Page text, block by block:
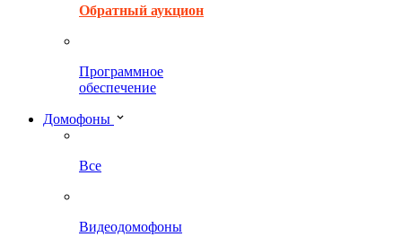
Обратный аукцион
Программное
обеспечение
Домофоны
Все
Видеодомофоны